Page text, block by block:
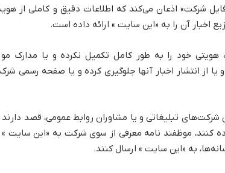
شرکت» اذعان می‌کند که اطلاعات دقیق و کاملی از
اخبار آن را به «این سایت » ارائه داده است.
خود را به طور کامل تکمیل نکرده و یا مدارک
از انتشار اخبار آنها جلوگیری کرده و یا صفحه رسمی
تبلیغاتی و یا مشاوران روابط عمومی، قصد دارند
کنند، موظفند نامه معرفی از سوی شرکت به «این سایت »
به «این سایت » ارسال کنند.